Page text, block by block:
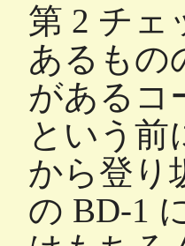
第 2 チェ
あるもの
があるコ
という前
から登り
の BD-1